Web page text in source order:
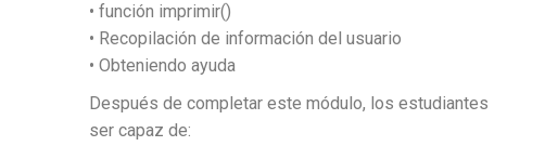
• función imprimir()
• Recopilación de información del usuario
• Obteniendo ayuda
Después de completar este módulo, los estudiantes
ser capaz de: